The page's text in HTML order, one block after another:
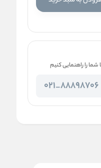
شما را راهنمایی کنیم
88898706_021